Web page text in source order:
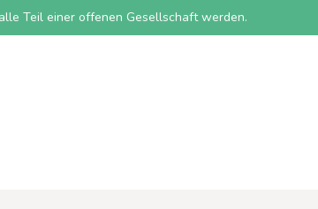
Teil einer offenen Gesellschaft werden.